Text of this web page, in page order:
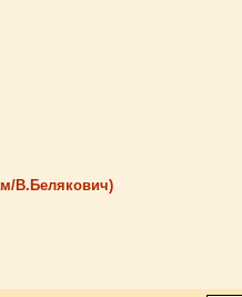
В.Белякович)